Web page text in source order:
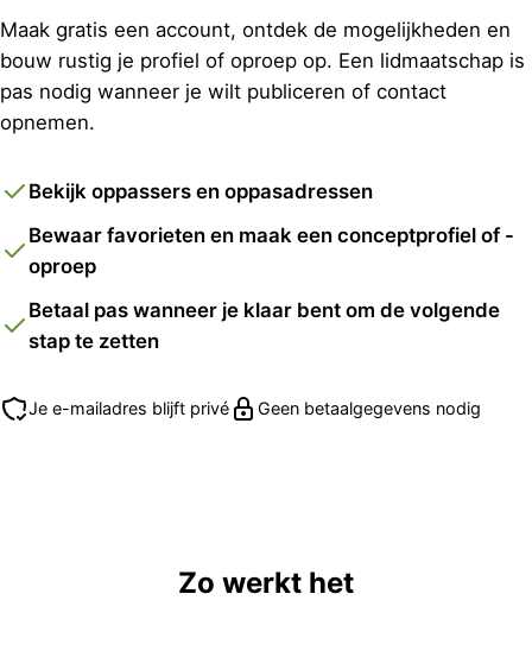
Maak gratis een account, ontdek de mogelijkheden en
bouw rustig je profiel of oproep op. Een lidmaatschap is
pas nodig wanneer je wilt publiceren of contact
opnemen.
Bekijk oppassers en oppasadressen
Bewaar favorieten en maak een conceptprofiel of -
oproep
Betaal pas wanneer je klaar bent om de volgende
stap te zetten
Je e-mailadres blijft privé Geen betaalgegevens nodig
Zo werkt het